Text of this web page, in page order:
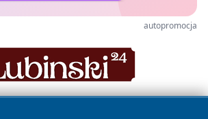
autopromocja